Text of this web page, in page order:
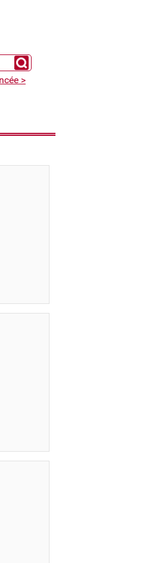
Chercher un expert
>